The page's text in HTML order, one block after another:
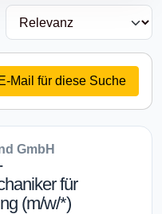
Mail für diese Suche
GmbH
für
(m/w/*)